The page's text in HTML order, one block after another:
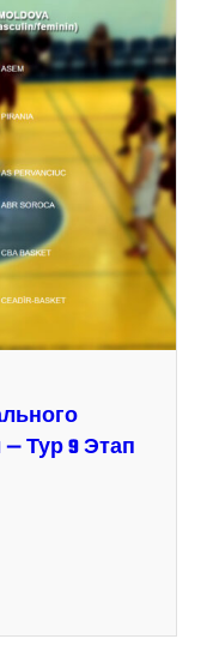
Тур 9 Этап